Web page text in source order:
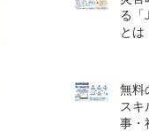
る「
とは
無料
スキ
事・